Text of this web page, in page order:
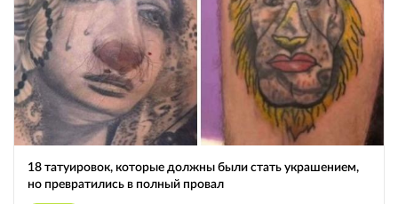
18 татуировок, которые должны были стать украшением,
но превратились в полный провал